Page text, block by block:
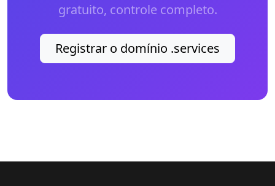
gratuito, controle completo.
Registrar o domínio .services